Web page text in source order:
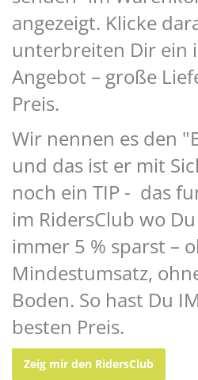
angezeigt. Klicke
unterbreiten Dir ein
Angebot – große
Preis.
Wir nennen es den
und das ist er mit
noch ein TIP - das
im RidersClub wo
immer 5 % sparst –
Mindestumsatz,
Boden. So hast Du
besten Preis.
Zeig mir den RidersClub